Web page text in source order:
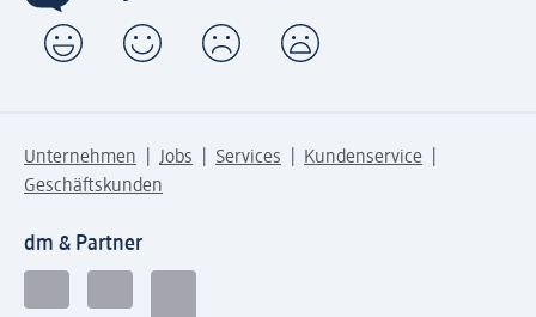
Unternehmen Jobs Services
Kundenservice
Geschäftskunden
dm & Partner